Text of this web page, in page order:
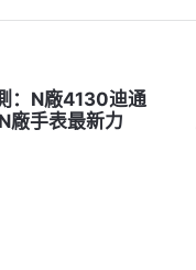
：N廠4130迪通
廠手表最新力